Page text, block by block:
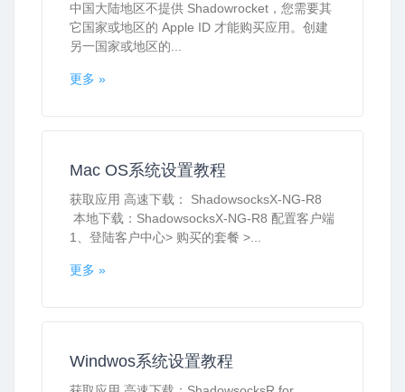
中国大陆地区不提供 Shadowrocket，您需要其
它国家或地区的 Apple ID 才能购买应用。创建
另一国家或地区的...
更多 »
Mac OS系统设置教程
获取应用 高速下载： ShadowsocksX-NG-R8
本地下载：ShadowsocksX-NG-R8 配置客户端
1、登陆客户中心> 购买的套餐 >...
更多 »
Windwos系统设置教程